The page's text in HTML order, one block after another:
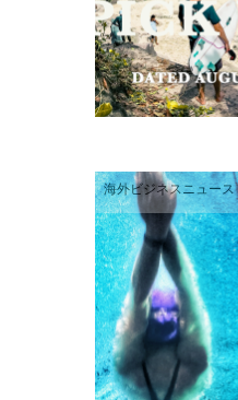
海外ビジネスニュース